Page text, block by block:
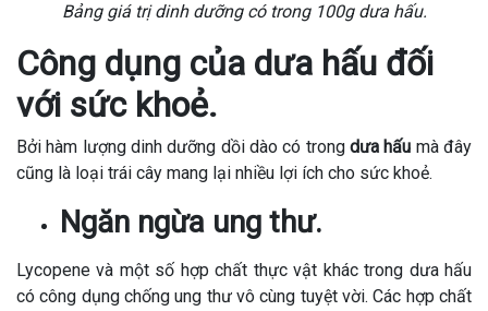
Bảng giá trị dinh dưỡng có trong 100g dưa hấu.
Công dụng của dưa hấu đối
với sức khoẻ.
Bởi hàm lượng dinh dưỡng dồi dào có trong dưa hấu mà đây
cũng là loại trái cây mang lại nhiều lợi ích cho sức khoẻ.
Ngăn ngừa ung thư.
Lycopene và một số hợp chất thực vật khác trong dưa hấu
có công dụng chống ung thư vô cùng tuyệt vời. Các hợp chất